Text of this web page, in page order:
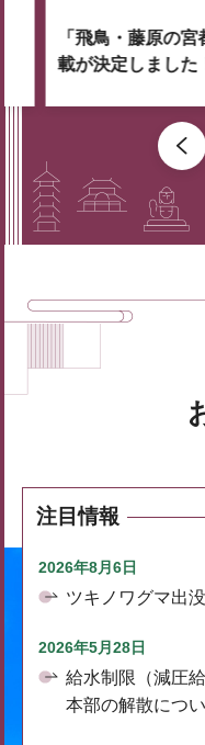
「飛鳥・藤原の
載が決定しました
注目情報
2026年8月6日
ツキノワグマ出
2026年5月28日
給水制限（減圧
本部の解散につ